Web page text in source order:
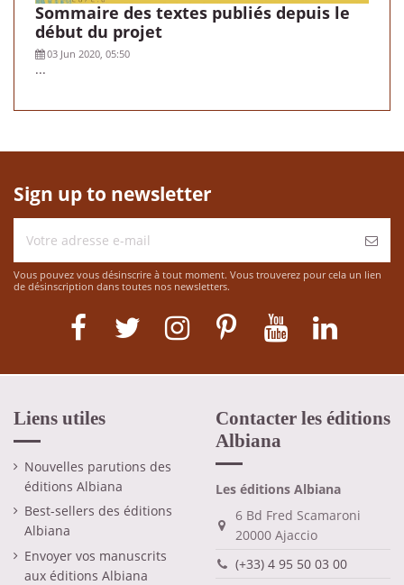
Sommaire des textes publiés depuis le
début du projet
03 Jun 2020, 05:50
...
Sign up to newsletter
Vous pouvez vous désinscrire à tout moment. Vous trouverez pour cela un lien
de désinscription dans toutes nos newsletters.
Liens utiles
Nouvelles parutions des
éditions Albiana
Best-sellers des éditions
Albiana
Envoyer vos manuscrits
aux éditions Albiana
Contacter les éditions
Albiana
Les éditions Albiana
6 Bd Fred Scamaroni
20000 Ajaccio
(+33) 4 95 50 03 00